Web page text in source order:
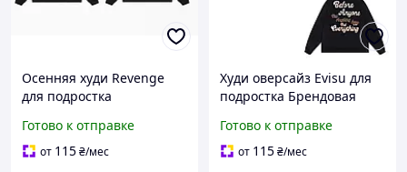
Осенняя худи Revenge
для подростка
Ревендж черного цвета
Готово к отправке
от 115₴/мес
Худи оверсайз Evisu для
подростка Брендовая
черная
Готово к отправке
от 115₴/мес